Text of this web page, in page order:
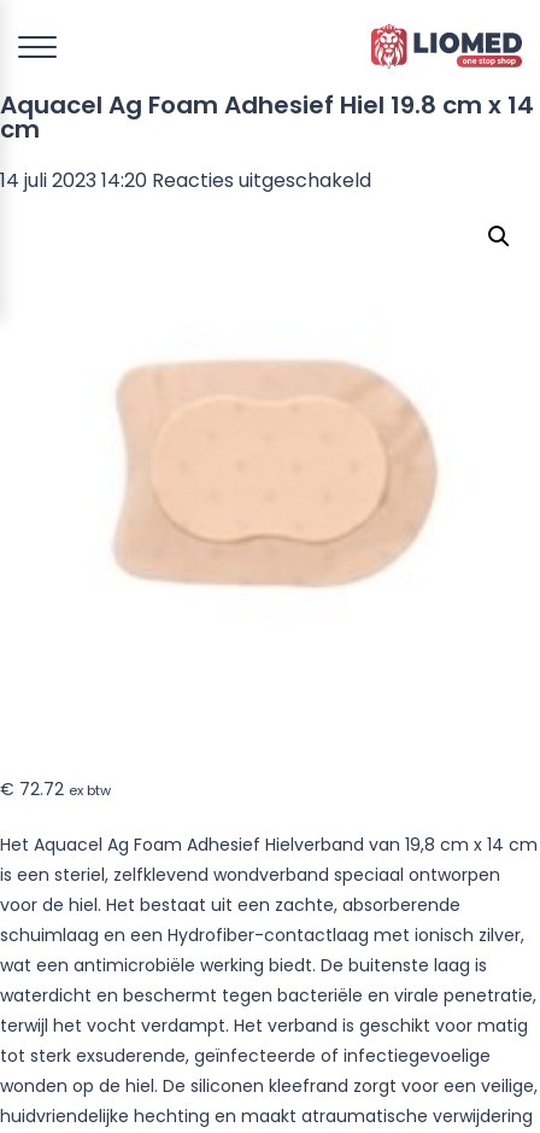
Aquacel Ag Foam Adhesief Hiel 19.8 cm x 14
cm
14 juli 2023 14:20 Reacties uitgeschakeldvoor
cm
€ 72.72 ex btw
Het Aquacel Ag Foam Adhesief Hielverband van 19,8 cm x 14 cm
is een steriel, zelfklevend wondverband speciaal ontworpen
voor de hiel. Het bestaat uit een zachte, absorberende
schuimlaag en een Hydrofiber-contactlaag met ionisch zilver,
wat een antimicrobiële werking biedt. De buitenste laag is
waterdicht en beschermt tegen bacteriële en virale penetratie,
terwijl het vocht verdampt. Het verband is geschikt voor matig
tot sterk exsuderende, geïnfecteerde of infectiegevoelige
wonden op de hiel. De siliconen kleefrand zorgt voor een veilige,
huidvriendelijke hechting en maakt atraumatische verwijdering